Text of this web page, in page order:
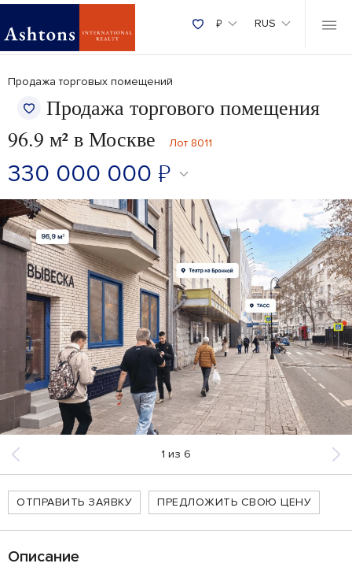
₽ RUS
Продажа торговых помещений
Продажа торгового помещения
96.9 м² в Москве
Лот 8011
330 000 000 ₽
1 из 6
ОТПРАВИТЬ ЗАЯВКУ ПРЕДЛОЖИТЬ СВОЮ ЦЕНУ
Описание